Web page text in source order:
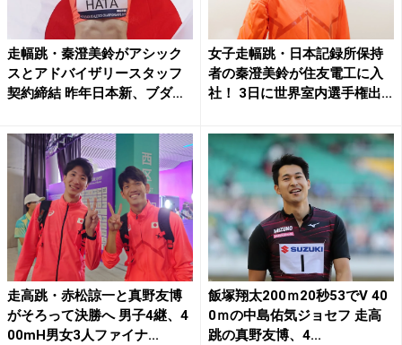
走幅跳・秦澄美鈴がアシック
スとアドバイザリースタッフ
契約締結 昨年日本新、ブダ
女子走幅跳・日本記録所保持
者の秦澄美鈴が住友電工に入
社！ 3日に世界室内選手権出...
走高跳・赤松諒一と真野友博
がそろって決勝へ 男子4継、4
00mH男女3人ファイナ...
飯塚翔太200ｍ20秒53でV 40
0ｍの中島佑気ジョセフ 走高
跳の真野友博、4...